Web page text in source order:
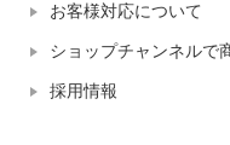
お客様対応について
ショップチャンネルで
採用情報